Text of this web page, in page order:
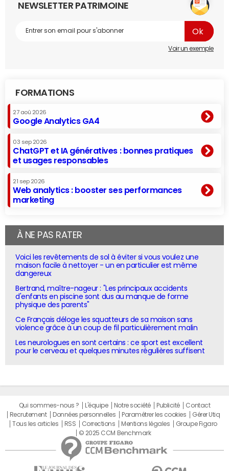
NEWSLETTER PATRIMOINE
Voir un exemple
FORMATIONS
27 aoû 2026
Google Analytics GA4
03 sep 2026
ChatGPT et IA génératives : bonnes pratiques
et usages responsables
21 sep 2026
Web analytics : booster ses performances
marketing
À NE PAS RATER
Voici les revêtements de sol à éviter si vous voulez une
maison facile à nettoyer - un en particulier est même
dangereux
Bertrand, maître-nageur : "Les principaux accidents
d'enfants en piscine sont dus au manque de forme
physique des parents"
Ce Français déloge les squatteurs de sa maison sans
violence grâce à un coup de fil particulièrement malin
Les neurologues en sont certains : ce sport est excellent
pour le cerveau et quelques minutes régulières suffisent
Qui sommes-nous ? L'équipe Notre société Publicité
Contact
Recrutement
Données personnelles Paramétrer les cookies
Gérer Utiq
Tous les articles
RSS Corrections Mentions légales
Groupe Figaro
© 2025 CCM Benchmark